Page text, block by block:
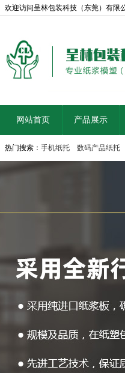
欢迎访问呈林包装科技（东莞）有限
网站首页 产品展示
热门搜索： 手机纸托 数码产品纸托